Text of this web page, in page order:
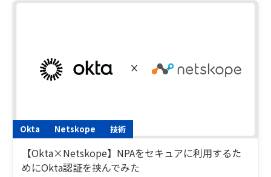
Okta Netskope 技術
【Okta×Netskope】NPAをセキュアに利用するた
めにOkta認証を挟んでみた